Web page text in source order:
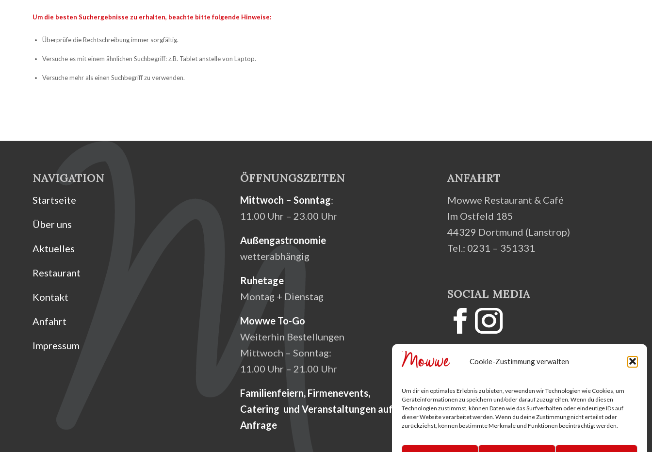
Cookie-Zustimmung verwalten
Um dir ein optimales Erlebnis zu bieten, verwenden wir Technologien wie Cookies, um
Geräteinformationen zu speichern und/oder darauf zuzugreifen. Wenn du diesen
Technologien zustimmst, können Daten wie das Surfverhalten oder eindeutige IDs auf
dieser Website verarbeitet werden. Wenn du deine Zustimmung nicht erteilst oder
zurückziehst, können bestimmte Merkmale und Funktionen beeinträchtigt werden.
Um die besten Suchergebnisse zu erhalten, beachte bitte folgende Hinweise:
Überprüfe die Rechtschreibung immer sorgfältig.
Versuche es mit einem ähnlichen Suchbegriff: z.B. Tablet anstelle von Laptop.
Versuche mehr als einen Suchbegriff zu verwenden.
NAVIGATION
Startseite
Über uns
Aktuelles
Restaurant
Kontakt
Anfahrt
Impressum
ÖFFNUNGSZEITEN
Mittwoch – Sonntag:
11.00 Uhr – 23.00 Uhr
Außengastronomie
wetterabhängig
Ruhetage
Montag + Dienstag
Mowwe To-Go
Weiterhin Bestellungen
Mittwoch – Sonntag:
11.00 Uhr – 21.00 Uhr
Familienfeiern, Firmenevents,
Catering und Veranstaltungen auf
Anfrage
ANFAHRT
Mowwe Restaurant & Café
Im Ostfeld 185
44329 Dortmund (Lanstrop)
Tel.: 0231 – 351331
SOCIAL MEDIA